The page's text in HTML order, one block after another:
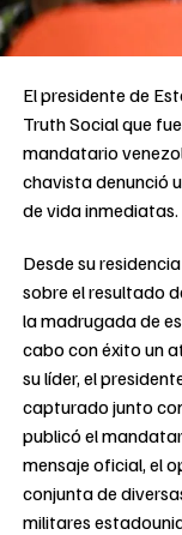
El presidente de
Truth Social que
mandatario
chavista denunció
de vida inmediatas.
Desde su
sobre el resultado
la madrugada de
cabo con éxito un
su líder, el
capturado junto
publicó el
mensaje oficial, el
conjunta de
militares